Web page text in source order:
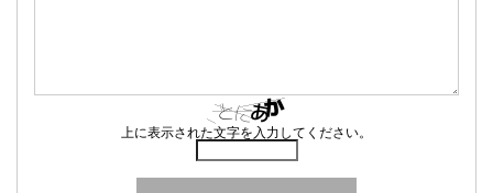
上に表示された文字を入力してください。